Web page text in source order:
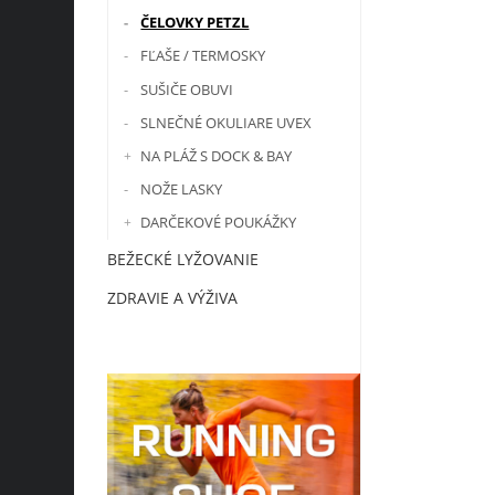
ČELOVKY PETZL
FĽAŠE / TERMOSKY
SUŠIČE OBUVI
SLNEČNÉ OKULIARE UVEX
NA PLÁŽ S DOCK & BAY
NOŽE LASKY
DARČEKOVÉ POUKÁŽKY
BEŽECKÉ LYŽOVANIE
ZDRAVIE A VÝŽIVA